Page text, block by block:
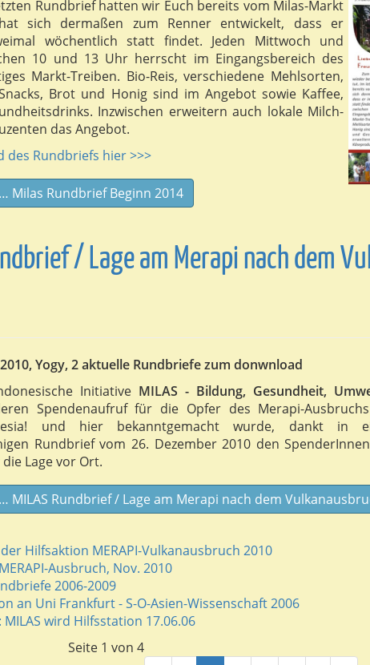
Rundbrief hatten wir Euch bereits vom Milas-Markt
sich dermaßen zum Renner entwickelt, dass er
wöchentlich statt findet. Jeden Mittwoch und
10 und 13 Uhr herrscht im Eingangsbereich des
Markt-Treiben. Bio-Reis, verschiedene Mehlsorten,
Brot und Honig sind im Angebot sowie Kaffee,
Inzwischen erweitern auch lokale Milch-
das Angebot.
des Rundbriefs hier >>>
Milas Rundbrief Beginn 2014
/ Lage am Merapi nach dem
Yogy, 2 aktuelle Rundbriefe zum donwnload
Initiative MILAS - Bildung, Gesundheit,
Spendenaufruf für die Opfer des Merapi-
und hier bekanntgemacht wurde, dankt in
Rundbrief vom 26. Dezember 2010 den
Lage vor Ort.
MILAS Rundbrief / Lage am Merapi nach dem
Hilfsaktion MERAPI-Vulkanausbruch 2010
Ausbruch, Nov. 2010
2006-2009
an Uni Frankfurt - S-O-Asien-Wissenschaft 2006
MILAS wird Hilfsstation 17.06.06
Seite 1 von 4